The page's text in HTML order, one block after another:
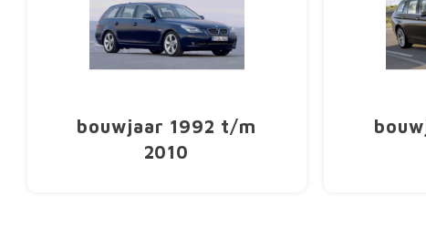
bouwjaar 1992 t/m
2010